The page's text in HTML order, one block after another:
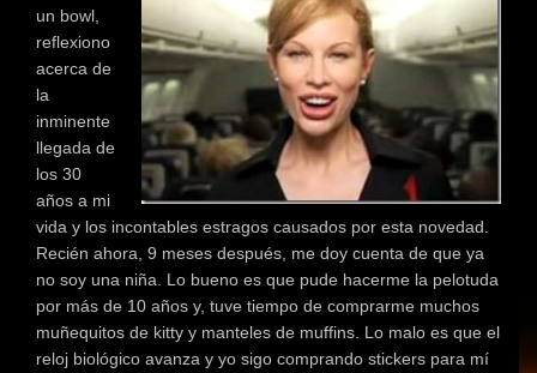
un bowl,
reflexiono
acerca de
la
inminente
llegada de
los 30
años a mi
vida y los incontables estragos causados por esta novedad.
Recién ahora, 9 meses después, me doy cuenta de que ya
no soy una niña. Lo bueno es que pude hacerme la pelotuda
por más de 10 años y, tuve tiempo de comprarme muchos
muñequitos de kitty y manteles de muffins. Lo malo es que el
reloj biológico avanza y yo sigo comprando stickers para mí